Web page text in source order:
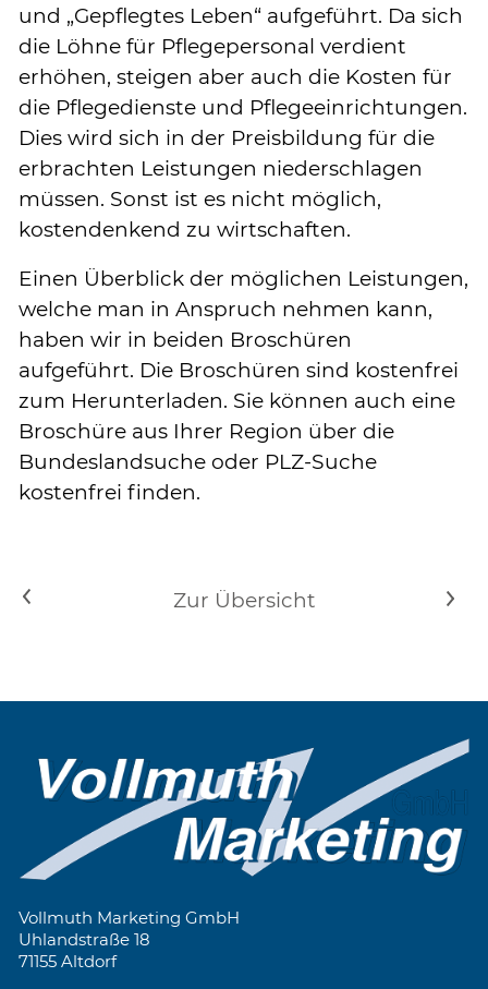
und „Gepflegtes Leben“ aufgeführt. Da sich
die Löhne für Pflegepersonal verdient
erhöhen, steigen aber auch die Kosten für
die Pflegedienste und Pflegeeinrichtungen.
Dies wird sich in der Preisbildung für die
erbrachten Leistungen niederschlagen
müssen. Sonst ist es nicht möglich,
kostendenkend zu wirtschaften.
Einen Überblick der möglichen Leistungen,
welche man in Anspruch nehmen kann,
haben wir in beiden Broschüren
aufgeführt. Die Broschüren sind kostenfrei
zum Herunterladen. Sie können auch eine
Broschüre aus Ihrer Region über die
Bundeslandsuche oder PLZ-Suche
kostenfrei finden.
< Zur Übersicht >
Vollmuth Marketing GmbH
Uhlandstraße 18
71155 Altdorf